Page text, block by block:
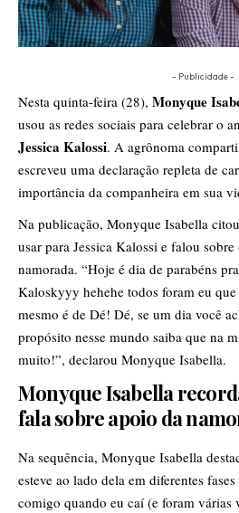
- Publicidade -
Nesta quinta-feira (28), Monyque
usou as redes sociais para celebrar o
Jessica Kalossi. A agrônoma
escreveu uma declaração repleta de
importância da companheira em sua
Na publicação, Monyque Isabella
usar para Jessica Kalossi e falou
namorada. “Hoje é dia de parabéns
Kaloskyyy hehehe todos foram eu
mesmo é de Dé! Dé, se um dia você
propósito nesse mundo saiba que na
muito!”, declarou Monyque Isabella.
Monyque Isabella
fala sobre apoio da
Na sequência, Monyque Isabella
esteve ao lado dela em diferentes
comigo quando eu caí (e foram várias